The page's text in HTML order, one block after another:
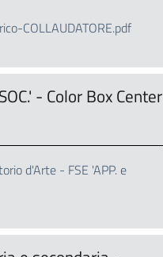
COLLAUDATORE.pdf
- Color Box Center
d'Arte - FSE 'APP. e